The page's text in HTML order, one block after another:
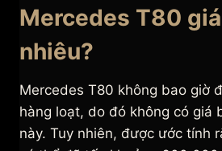
Mercedes T80
nhiêu?
Mercedes T80 không bao giờ
hàng loạt, do đó không có giá
này. Tuy nhiên, được ước tính